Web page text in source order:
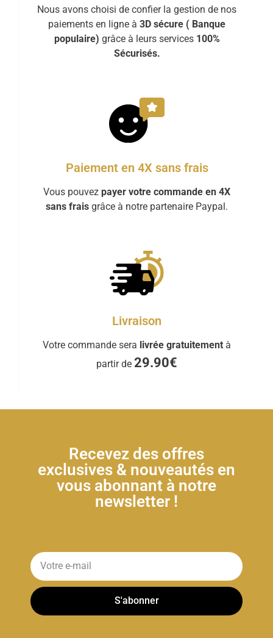
Nous avons choisi de confier la gestion de nos
paiements en ligne à 3D sécure ( Banque
populaire) grâce à leurs services 100%
Sécurisés.
Paiement en 4X sans frais
Vous pouvez payer votre commande en 4X
sans frais grâce à notre partenaire Paypal.
Livraison
Votre commande sera livrée gratuitement à
partir de 29.90€
Recevez des offres
exclusives & nouveautés en
vous abonnant à notre
newsletter !
S'abonner